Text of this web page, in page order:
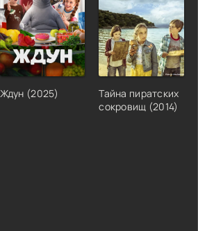
Ждун (2025)
Тайна пиратских
сокровищ (2014)